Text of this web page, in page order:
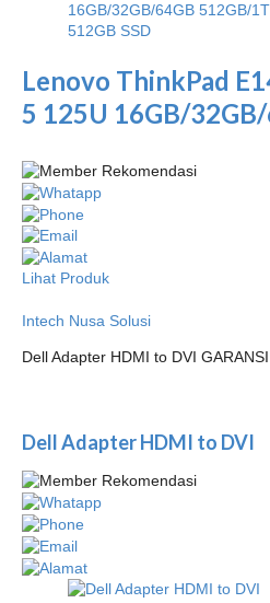
Lenovo ThinkPad
5 125U 16GB/32GB/
Lihat Produk
Intech Nusa Solusi
Dell Adapter HDMI to DVI
Dell Adapter HDMI to DVI